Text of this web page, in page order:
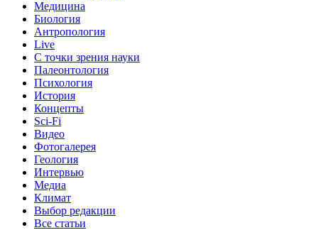
Медицина
Биология
Антропология
Live
С точки зрения науки
Палеонтология
Психология
История
Концепты
Sci-Fi
Видео
Фотогалерея
Геология
Интервью
Медиа
Климат
Выбор редакции
Все статьи